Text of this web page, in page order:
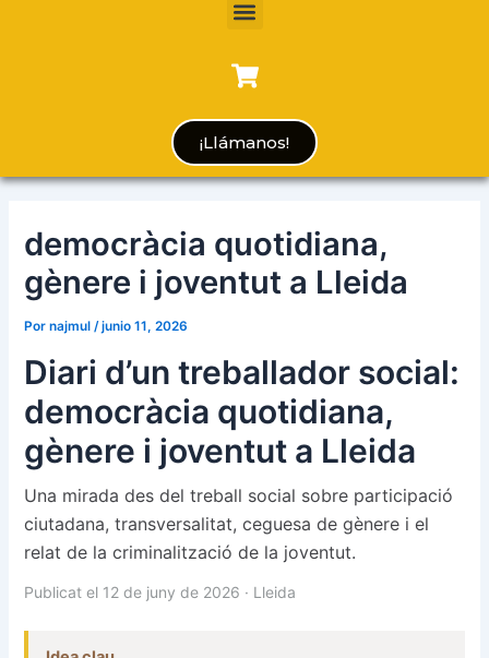
Menu
¡Llámanos!
democràcia quotidiana,
gènere i joventut a Lleida
Pornajmul/junio 11, 2026
Diari d’un treballador social:
democràcia quotidiana,
gènere i joventut a Lleida
Una mirada des del treball social sobre participació
ciutadana, transversalitat, ceguesa de gènere i el
relat de la criminalització de la joventut.
Publicat el 12 de juny de 2026 · Lleida